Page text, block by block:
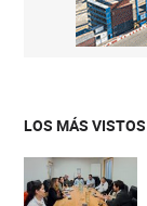
LOS MÁS VISTOS